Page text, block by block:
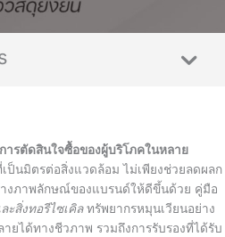
ารตัดสินใจซื้อของผู้บริโภคในหลาย
ป็นมิตรต่อสิ่งแวดล้อม ไม่เพียงช่วยลดผลก
างภาพลักษณ์ของแบรนด์ให้ดีขึ้นด้วย คู่มือ
ะสิ่งทอรีไซเคิลทรัพยากรหมุนเวียนอย่าง
ยได้ทางชีวภาพ รวมถึงการรับรองที่ได้รับ